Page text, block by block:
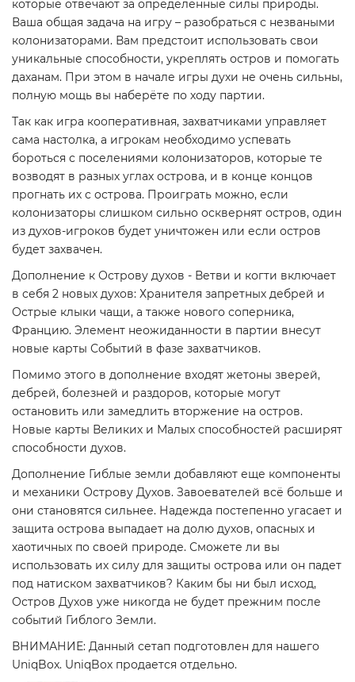
которые отвечают за определённые силы природы.
Ваша общая задача на игру – разобраться с незваными
колонизаторами. Вам предстоит использовать свои
уникальные способности, укреплять остров и помогать
даханам. При этом в начале игры духи не очень сильны,
полную мощь вы наберёте по ходу партии.
Так как игра кооперативная, захватчиками управляет
сама настолка, а игрокам необходимо успевать
бороться с поселениями колонизаторов, которые те
возводят в разных углах острова, и в конце концов
прогнать их с острова. Проиграть можно, если
колонизаторы слишком сильно осквернят остров, один
из духов-игроков будет уничтожен или если остров
будет захвачен.
Дополнение к Острову духов - Ветви и когти включает
в себя 2 новых духов: Хранителя запретных дебрей и
Острые клыки чащи, а также нового соперника,
Францию. Элемент неожиданности в партии внесут
новые карты Событий в фазе захватчиков.
Помимо этого в дополнение входят жетоны зверей,
дебрей, болезней и раздоров, которые могут
остановить или замедлить вторжение на остров.
Новые карты Великих и Малых способностей расширят
способности духов.
Дополнение Гиблые земли добавляют еще компоненты
и механики Острову Духов. Завоевателей всё больше и
они становятся сильнее. Надежда постепенно угасает и
защита острова выпадает на долю духов, опасных и
хаотичных по своей природе. Сможете ли вы
использовать их силу для защиты острова или он падет
под натиском захватчиков? Каким бы ни был исход,
Остров Духов уже никогда не будет прежним после
событий Гиблого Земли.
ВНИМАНИЕ: Данный сетап подготовлен для нашего
UniqBox. UniqBox продается отдельно.